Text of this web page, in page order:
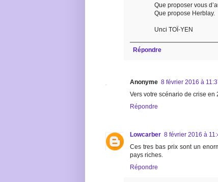
Que proposer vous
Que propose Herblay.
Unci TOÏ-YEN
Répondre
Anonyme 8 février 2016 à
Vers votre scénario de crise en
Répondre
Lowcarber 8 février 2016 à
Ces tres bas prix sont un
pays riches.
Répondre